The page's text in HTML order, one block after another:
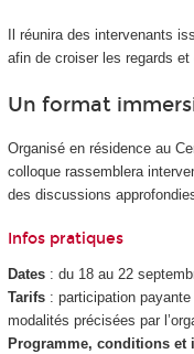
Il réunira des intervenants
afin de croiser les regards et
Un format
Organisé en résidence au
colloque rassemblera
des discussions
Infos pratiques
Dates : du 18 au 22
Tarifs : participation
modalités précisées par
Programme, conditions et